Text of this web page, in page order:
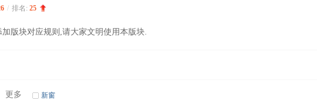
/ 排名: 25
版块对应规则,请大家文明使用本版块.
更多 新窗